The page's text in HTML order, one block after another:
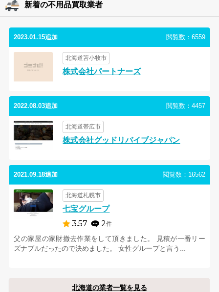
新着の不用品買取業者
2023.01.15追加 閲覧数：6559
北海道苫小牧市
株式会社パートナーズ
2022.08.03追加 閲覧数：4457
北海道帯広市
株式会社グッドリバイブジャパン
2021.09.18追加 閲覧数：16562
北海道札幌市
七宝グループ
3.57 2件
父の家屋の家財撤去作業をして頂きました。 見積が一番リー
ズナブルだったので決めました。 女性グループと言う...
北海道の業者一覧を見る